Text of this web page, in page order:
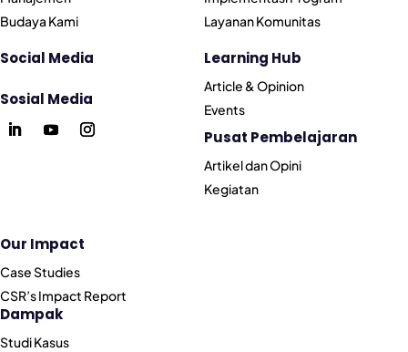
Budaya Kami
Social Media
Sosial Media
Layanan Komunitas
Learning Hub
Article & Opinion
Events
Pusat Pembelajaran
Artikel dan Opini
Kegiatan
Our Impact
Case Studies
CSR’s Impact Report
Dampak
Studi Kasus